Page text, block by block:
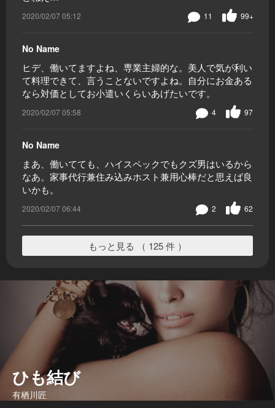
2020/02/07 05:12 99+
11
No Name
ヒデ、働いてますよね、専業主婦的な。美人で気が利い
て料理できて、言うことないですよね。自分にお金ある
なら対価としてお小遣いくらいあげたいです。
2020/02/07 05:58 97
4
No Name
まあ、働いてても、ハイスペックでもクズ男はいるから
なあ。家事代行兼住み込みホスト兼用心棒だと思えば良
いかも。
2020/02/07 06:44 62
2
もっと見る （ 125 件 ）
ひも結び
有栖川匠